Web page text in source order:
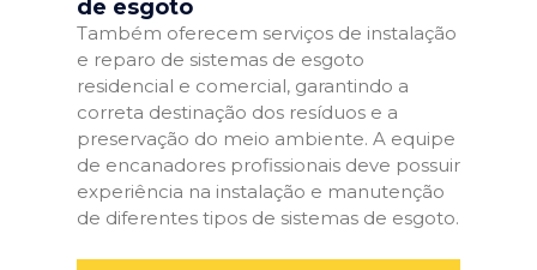
de esgoto
Também oferecem serviços de instalação
e reparo de sistemas de esgoto
residencial e comercial, garantindo a
correta destinação dos resíduos e a
preservação do meio ambiente. A equipe
de encanadores profissionais deve possuir
experiência na instalação e manutenção
de diferentes tipos de sistemas de esgoto.